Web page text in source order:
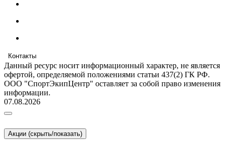
Контакты
Данный ресурс носит информационный характер, не является
офертой, определяемой положениями статьи 437(2) ГК РФ.
ООО "СпортЭкипЦентр" оставляет за собой право изменения
информации.
07.08.2026
Акции (скрыть/показать)